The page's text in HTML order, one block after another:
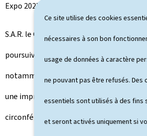
Ce site utilise des cookies
nécessaires à son bon
usage de données à caractère
ne pouvant pas être refusés. Des
essentiels sont utilisés à des fins
et seront activés uniquement si
Expo 2025 Osaka, Daniel Sahr, pour une
S.A.R. le Grand-Duc héritier et la
poursuivent leur découverte du site de
notamment à travers une promenade
une impressionnante structure massive
circonférence et 12 mètres de haut.